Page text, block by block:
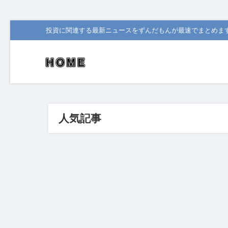
投資に関連する最新ニュースをずんだもんが最速でまとめま
人気記事